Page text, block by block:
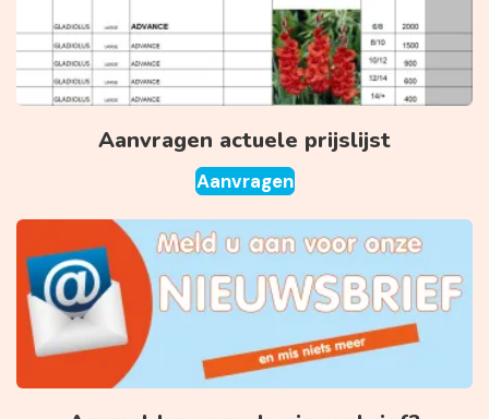
Aanvragen actuele prijslijst
Aanvragen